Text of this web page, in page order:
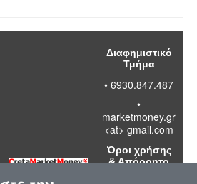
Διαφημιστικό
Τμήμα
• 6930.847.487
•
marketmoney.gr
<at> gmail.com
Όροι χρήσης
& Απόρρητο